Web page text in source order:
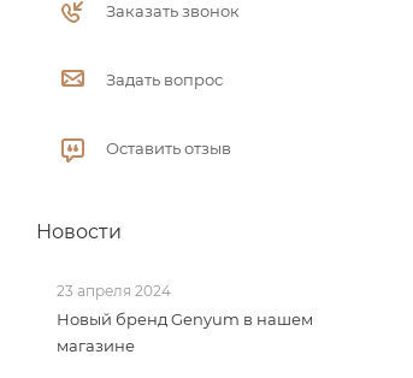
Заказать звонок
Задать вопрос
Оставить отзыв
Новости
23 апреля 2024
Новый бренд Genyum в нашем
магазине